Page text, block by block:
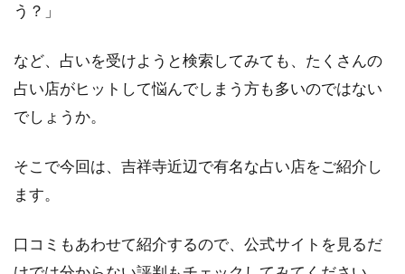
う？」
など、占いを受けようと検索してみても、たくさんの
占い店がヒットして悩んでしまう方も多いのではない
でしょうか。
そこで今回は、吉祥寺近辺で有名な占い店をご紹介し
ます。
口コミもあわせて紹介するので、公式サイトを見るだ